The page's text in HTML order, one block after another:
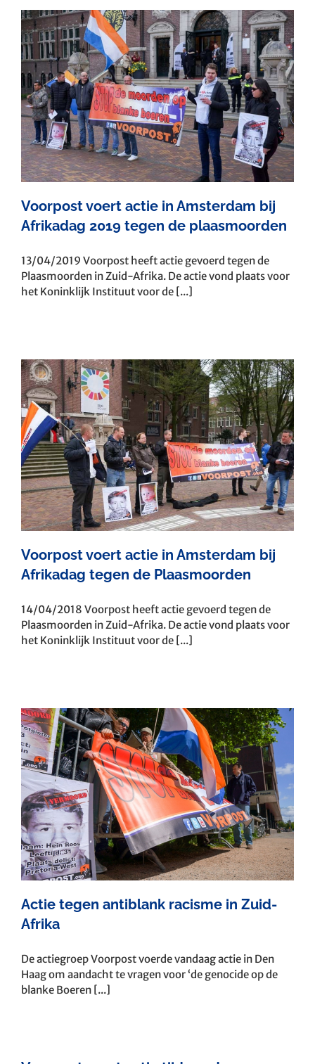
Voorpost voert actie in Amsterdam bij
Afrikadag 2019 tegen de plaasmoorden
13/04/2019 Voorpost heeft actie gevoerd tegen de
Plaasmoorden in Zuid-Afrika. De actie vond plaats voor
het Koninklijk Instituut voor de [...]
Voorpost voert actie in Amsterdam bij
Afrikadag tegen de Plaasmoorden
14/04/2018 Voorpost heeft actie gevoerd tegen de
Plaasmoorden in Zuid-Afrika. De actie vond plaats voor
het Koninklijk Instituut voor de [...]
Actie tegen antiblank racisme in Zuid-
Afrika
De actiegroep Voorpost voerde vandaag actie in Den
Haag om aandacht te vragen voor ‘de genocide op de
blanke Boeren [...]